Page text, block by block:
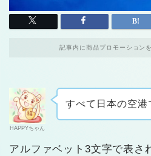
記事内に商品プロモーション
HAPPYちゃん
すべて日本の空港
アルファベット3文字で表さ